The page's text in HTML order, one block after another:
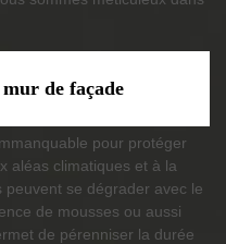
de façade
pour protéger
aléas climatiques et à la
se dégrader avec le
de mousses ou aussi
de pérenniser la durée